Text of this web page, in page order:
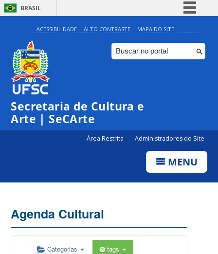
BRASIL
Simplifique!
Comunica BR
Participe
ACESSIBILIDADE ALTO CONTRASTE MAPA DO SITE
Secretaria de Cultura e
Arte | SeCArte
Área Restrita Administradores do Site
MENU
Agenda Cultural
Categorias tags